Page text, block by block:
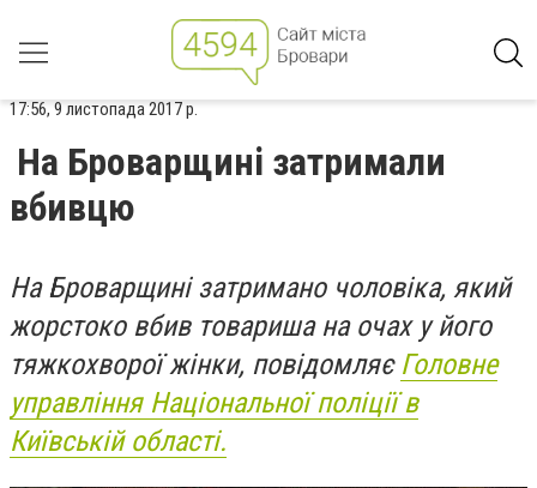
17:56, 9 листопада 2017 р.
На Броварщині затримали
вбивцю
На Броварщині затримано чоловіка, який
жорстоко вбив товариша на очах у його
тяжкохворої жінки, повідомляє Головне
управління Національної поліції в
Київській області.